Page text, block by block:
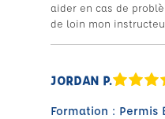
aider en cas de
de loin mon
JORDAN P.
Formation : Permis